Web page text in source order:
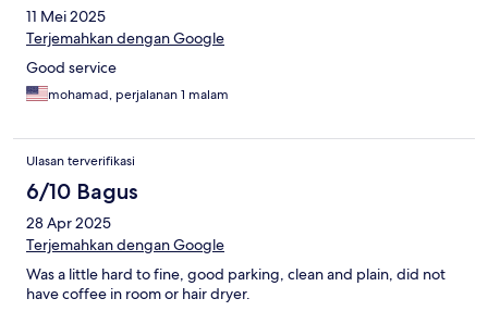
11 Mei 2025
Terjemahkan dengan Google
Good service
mohamad, perjalanan 1 malam
Ulasan terverifikasi
6/10 Bagus
28 Apr 2025
Terjemahkan dengan Google
Was a little hard to fine, good parking, clean and plain, did not
have coffee in room or hair dryer.